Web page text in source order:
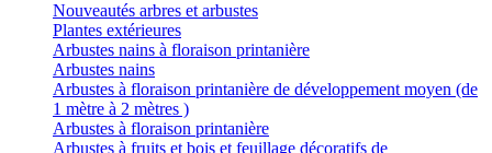
Nouveautés arbres et arbustes
Plantes extérieures
Arbustes nains à floraison printanière
Arbustes nains
Arbustes à floraison printanière de développement moyen (de
1 mètre à 2 mètres )
Arbustes à floraison printanière
Arbustes à fruits et bois et feuillage décoratifs de